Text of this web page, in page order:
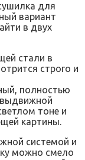
для
вариант
в двух
стали в
строго и
полностью
тоне и
картины.
системой и
можно смело